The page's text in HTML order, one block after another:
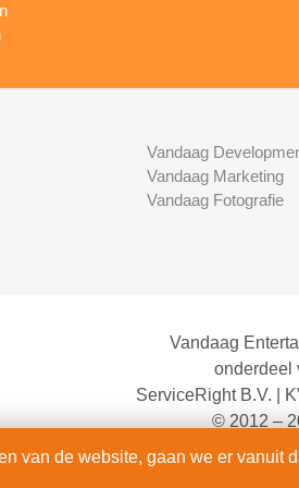
Vandaag
Vandaag Marketing
Vandaag Fotografie
Vandaag
onderdeel
ServiceRight B.V. |
© 2012 –
alle rechten
van de website, gaan we er vanuit